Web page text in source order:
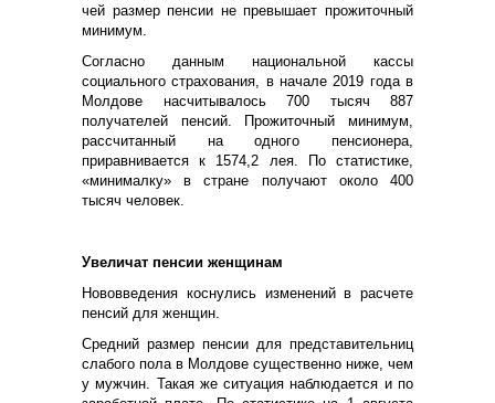
чей размер пенсии не превышает прожиточный
минимум.
Согласно данным национальной кассы
социального страхования, в начале 2019 года в
Молдове насчитывалось 700 тысяч 887
получателей пенсий. Прожиточный минимум,
рассчитанный на одного пенсионера,
приравнивается к 1574,2 лея. По статистике,
«минималку» в стране получают около400
тысяч человек.
Увеличат пенсии женщинам
Нововведения коснулись изменений в расчете
пенсий для женщин.
Средний размер пенсии для представительниц
слабого пола в Молдове существенно ниже, чем
у мужчин. Такая же ситуация наблюдается и по